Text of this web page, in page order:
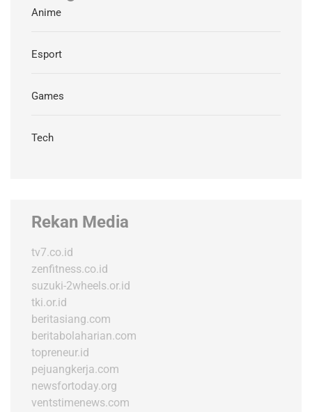
Anime
Esport
Games
Tech
Rekan Media
tv7.co.id
zenfitness.co.id
suzuki-2wheels.or.id
tki.or.id
beritasiang.com
beritabolaharian.com
topreneur.id
pejuangkerja.com
newsfortoday.org
ventstimenews.com